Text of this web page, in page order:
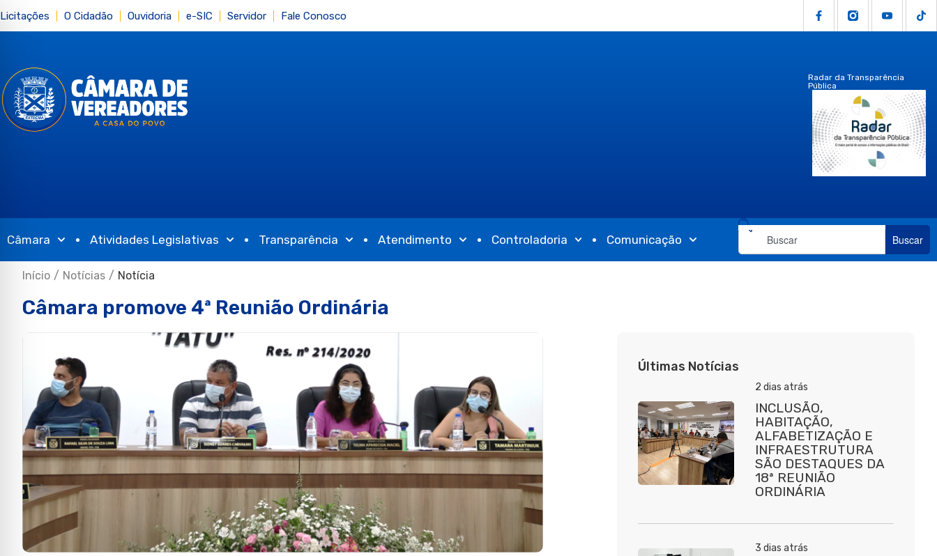
Licitações O Cidadão Ouvidoria e-SIC Servidor Fale Conosco
Radar da Transparência
Pública
Câmara Atividades Legislativas Transparência Atendimento Controladoria Comunicação Buscar
Início / Notícias / Notícia
Câmara promove 4ª Reunião Ordinária
Últimas Notícias
2 dias atrás
INCLUSÃO,
HABITAÇÃO,
ALFABETIZAÇÃO E
INFRAESTRUTURA
SÃO DESTAQUES DA
18ª REUNIÃO
ORDINÁRIA
3 dias atrás